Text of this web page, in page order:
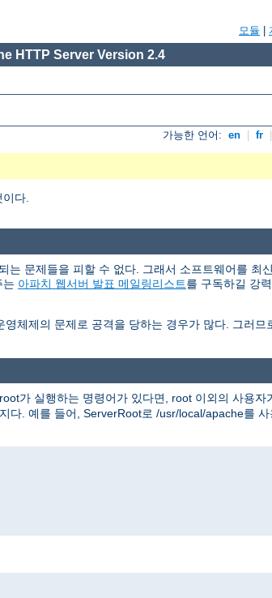
모듈
HTTP Server Version 2.4
가능한 언어: en fr
이다.
문제들을 피할 수 없다. 그래서 소프트웨어를 최
는 아파치 웹서버 발표 메일링리스트를 구독하길 강
체제의 문제로 공격을 당하는 경우가 많다. 그러므
가 실행하는 명령어가 있다면, root 이외의 사용자
다. 예를 들어, ServerRoot로 /usr/local/apache를 사